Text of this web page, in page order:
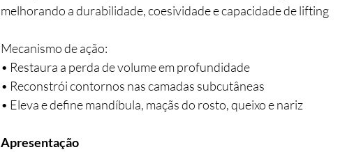
melhorando a durabilidade, coesividade e capacidade de lifting
Mecanismo de ação:
• Restaura a perda de volume em profundidade
• Reconstrói contornos nas camadas subcutâneas
• Eleva e define mandíbula, maçãs do rosto, queixo e nariz
Apresentação